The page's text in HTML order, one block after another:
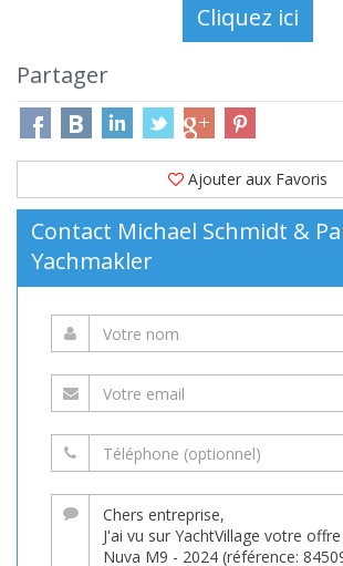
Partager
Ajouter aux Favoris
Contact Michael Schmidt &
Yachmakler